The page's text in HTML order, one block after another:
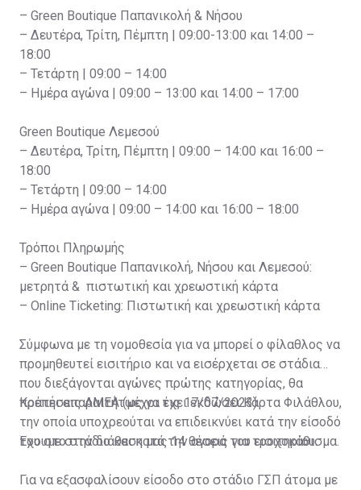
– Green Boutique Παπανικολή & Νήσου
– Δευτέρα, Τρίτη, Πέμπτη | 09:00-13:00 και 14:00 –
18:00
– Τετάρτη | 09:00 – 14:00
– Ημέρα αγώνα | 09:00 – 13:00 και 14:00 – 17:00
Green Boutique Λεμεσού
– Δευτέρα, Τρίτη, Πέμπτη | 09:00 – 14:00 και 16:00 –
18:00
– Τετάρτη | 09:00 – 14:00
– Ημέρα αγώνα | 09:00 – 14:00 και 16:00 – 18:00
Τρόποι Πληρωμής
– Green Boutique Παπανικολή, Νήσου και Λεμεσού:
μετρητά & πιστωτική και χρεωστική κάρτα
– Online Ticketing: Πιστωτική και χρεωστική κάρτα
Σύμφωνα με τη νομοθεσία για να μπορεί ο φίλαθλος να
προμηθευτεί εισιτήριο και να εισέρχεται σε στάδια
που διεξάγονται αγώνες πρώτης κατηγορίας, θα
πρέπει απαραιτήτως να έχει εκδώσει Κάρτα Φιλάθλου,
την οποία υποχρεούται να επιδεικνύει κατά την είσοδό
του στο στάδιο και κατά την αγορά του εισιτηρίου.
Κρατήσεις ΑΜΕΑ (μέχρι τις 17/07/2023)
Έχουμε στην διάθεση μας 14 θέσεις για τροχοκάθισμα.
Για να εξασφαλίσουν είσοδο στο στάδιο ΓΣΠ άτομα με